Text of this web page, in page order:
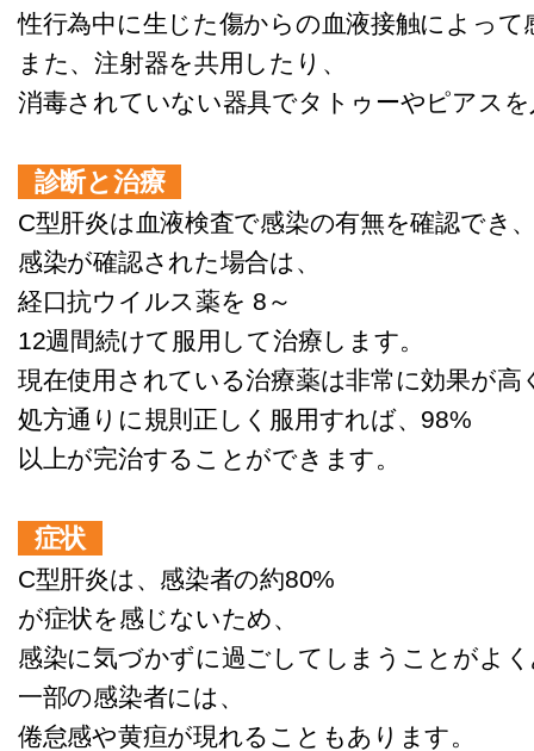
性行為中に生じた傷からの血液接触によっ
また、注射器を共用したり、
消毒されていない器具でタトゥーやピアス
診断と治療
C型肝炎は血液検査で感染の有無を確認でき
感染が確認された場合は、
経口抗ウイルス薬を 8～
12週間続けて服用して治療します。
現在使用されている治療薬は非常に効果が高
処方通りに規則正しく服用すれば、98%
以上が完治することができます。
症状
C型肝炎は、感染者の約80%
が症状を感じないため、
感染に気づかずに過ごしてしまうことがよ
一部の感染者には、
倦怠感や黄疸が現れることもあります。